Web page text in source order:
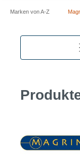
Marken von A-Z